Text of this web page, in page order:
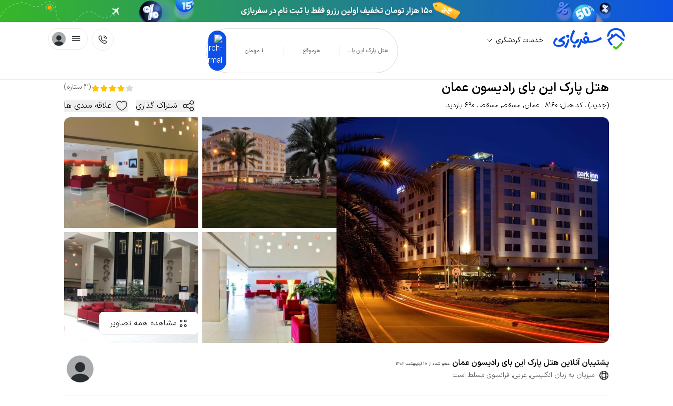
خدمات گردشگری
هتل پارک این با... هرموقع 1 مهمان
هتل پارک این بای رادیسون عمان
(جدید) کد هتل: 8160 عمان, مسقط, مسقط 690 بازدید
(
4 ستاره)
اشتراک گذاری علاقه مندی ها
مشاهده همه تصاویر
پشتیبان آنلاین هتل پارک این بای رادیسون عمان عضو شده از 18 اردیبهشت 1402
میزبان به زبان انگلیسی, عربی, فرانسوی مسلط است